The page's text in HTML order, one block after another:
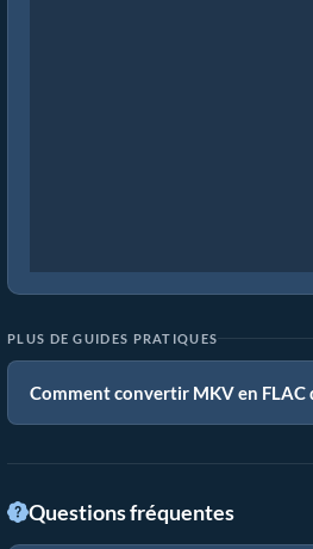
PLUS DE GUIDES PRATIQUES
Comment convertir MKV en FLAC
Questions fréquentes